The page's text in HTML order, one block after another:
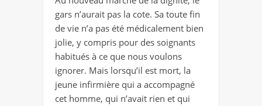
gars n’aurait pas la cote. Sa toute fin
de vie n’a pas été médicalement bien
jolie, y compris pour des soignants
habitués à ce que nous voulons
ignorer. Mais lorsqu’il est mort, la
jeune infirmière qui a accompagné
cet homme, qui n’avait rien et qui